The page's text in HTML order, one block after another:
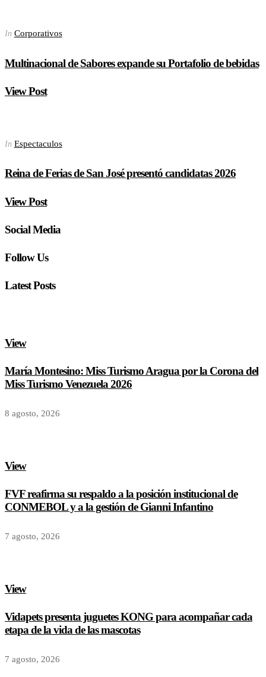
In Corporativos
Multinacional de Sabores expande su Portafolio de bebidas
View Post
In Espectaculos
Reina de Ferias de San José presentó candidatas 2026
View Post
Social Media
Follow Us
Latest Posts
View
María Montesino: Miss Turismo Aragua por la Corona del
Miss Turismo Venezuela 2026
8 agosto, 2026
View
FVF reafirma su respaldo a la posición institucional de
CONMEBOL y a la gestión de Gianni Infantino
7 agosto, 2026
View
Vidapets presenta juguetes KONG para acompañar cada
etapa de la vida de las mascotas
7 agosto, 2026